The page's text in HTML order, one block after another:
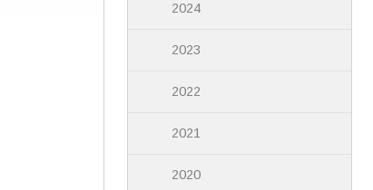
2024
2023
2022
2021
2020